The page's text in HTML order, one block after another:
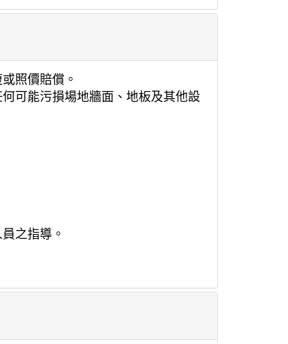
照價賠償。
可能污損場地牆面、地板及其他設
之指導。